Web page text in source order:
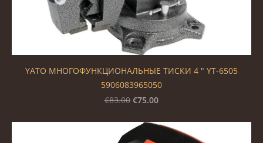
YATO МНОГОФУНКЦИОНАЛЬНЫЕ ТИСКИ 4 " YT-6505
5906083965050
€83.00 €75.00